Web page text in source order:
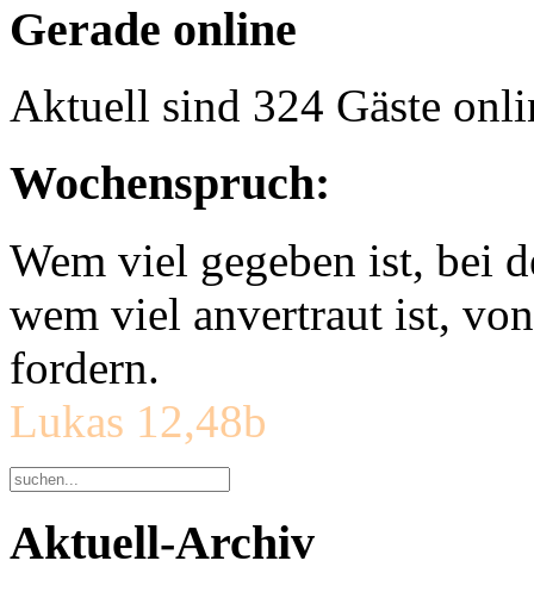
Gerade online
Aktuell sind 324 Gäste
Wochenspruch:
Wem viel gegeben ist, bei
wem viel anvertraut ist,
fordern.
Lukas 12,48b
Aktuell-Archiv